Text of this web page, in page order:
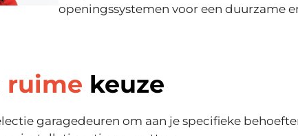
openingssystemen voor een duurzame
ruime keuze
garagedeuren om aan je specifieke